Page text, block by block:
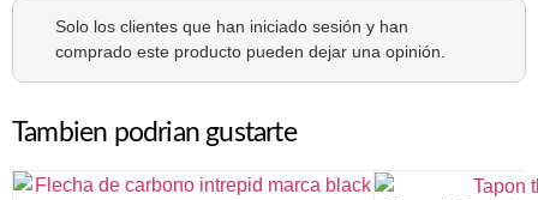
Solo los clientes que han iniciado sesión y han
comprado este producto pueden dejar una opinión.
Tambien podrian gustarte